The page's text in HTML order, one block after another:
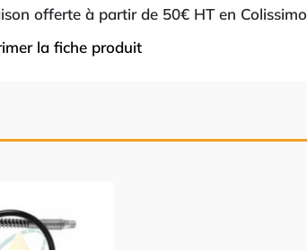
offerte à partir de 50€ HT en Colissimo
la fiche produit